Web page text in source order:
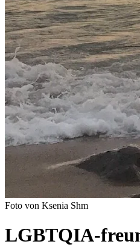
Foto von Ksenia Shm
LGBTQIA-